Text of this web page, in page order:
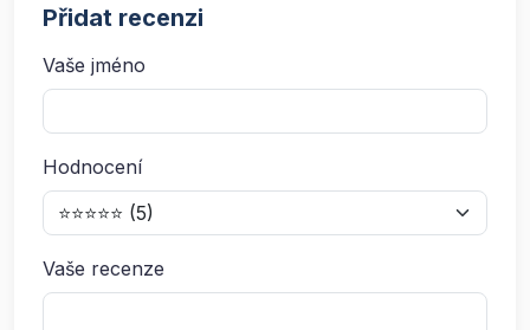
Přidat recenzi
Vaše jméno
Hodnocení
Vaše recenze